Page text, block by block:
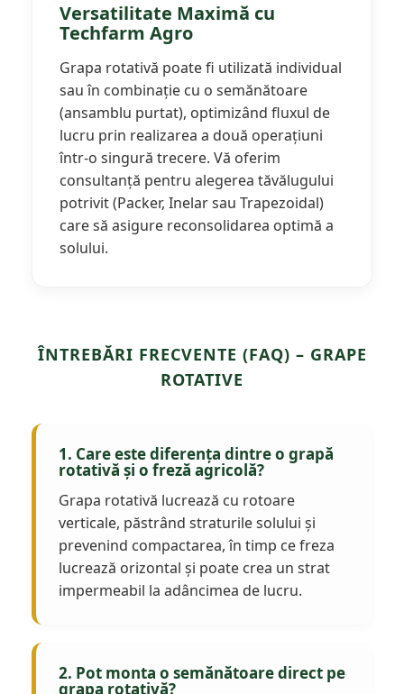
Versatilitate Maximă cu
Techfarm Agro
Grapa rotativă poate fi utilizată individual
sau în combinație cu o semănătoare
(ansamblu purtat), optimizând fluxul de
lucru prin realizarea a două operațiuni
într-o singură trecere. Vă oferim
consultanță pentru alegerea tăvălugului
potrivit (Packer, Inelar sau Trapezoidal)
care să asigure reconsolidarea optimă a
solului.
ÎNTREBĂRI FRECVENTE (FAQ) – GRAPE
ROTATIVE
1. Care este diferența dintre o grapă
rotativă și o freză agricolă?
Grapa rotativă lucrează cu rotoare
verticale, păstrând straturile solului și
prevenind compactarea, în timp ce freza
lucrează orizontal și poate crea un strat
impermeabil la adâncimea de lucru.
2. Pot monta o semănătoare direct pe
grapa rotativă?